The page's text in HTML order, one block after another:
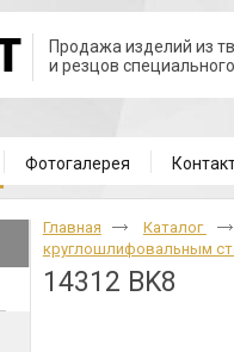
Продажа изделий из
и резцов
Фотогалерея
Главная
Каталог
круглошлифовальным
14312 BK8